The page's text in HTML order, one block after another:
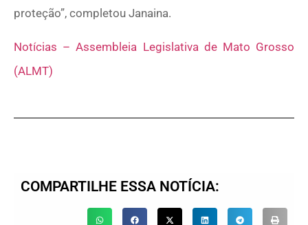
proteção”, completou Janaina.
Notícias – Assembleia Legislativa de Mato Grosso
(ALMT)
COMPARTILHE ESSA NOTÍCIA: